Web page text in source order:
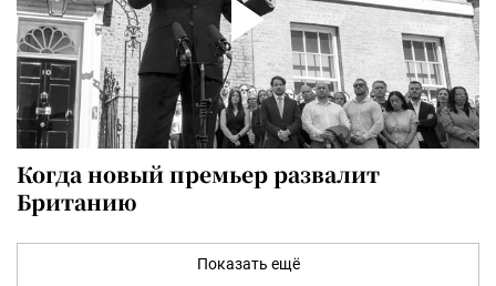
Когда новый премьер развалит
Британию
Показать ещё